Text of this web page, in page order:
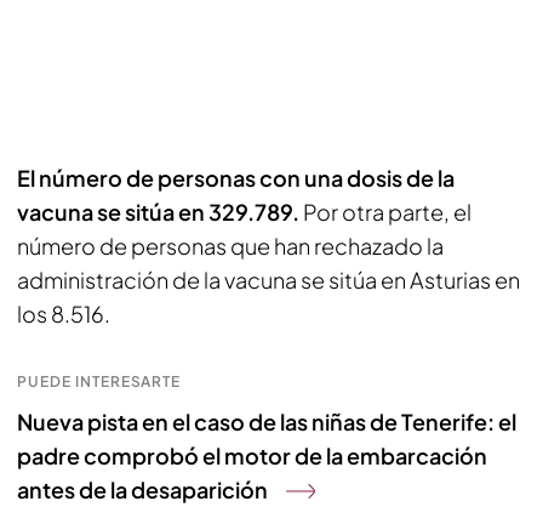
El número de personas con una dosis de la
vacuna se sitúa en 329.789. Por otra parte, el
número de personas que han rechazado la
administración de la vacuna se sitúa en Asturias en
los 8.516.
PUEDE INTERESARTE
Nueva pista en el caso de las niñas de Tenerife: el
padre comprobó el motor de la embarcación
antes de la desaparición